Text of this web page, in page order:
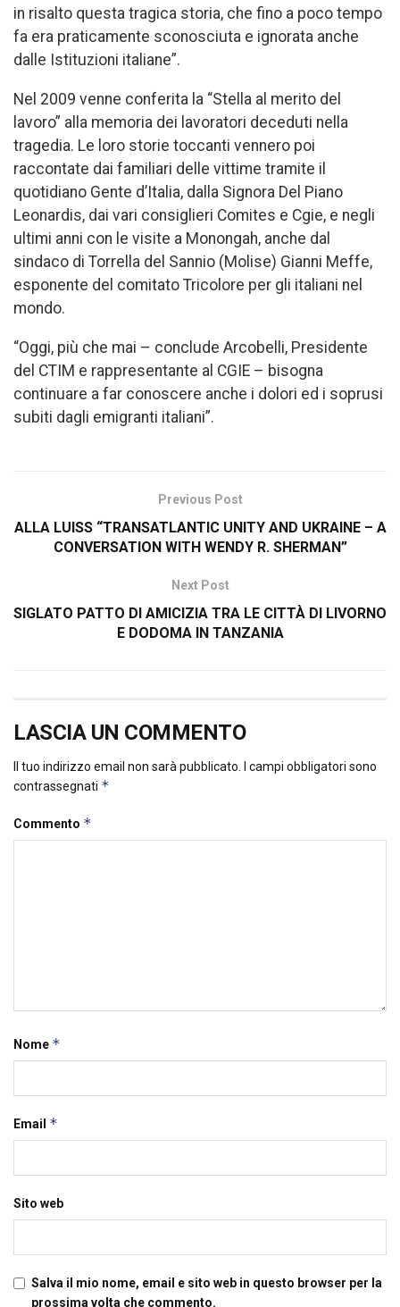
in risalto questa tragica storia, che fino a poco tempo
fa era praticamente sconosciuta e ignorata anche
dalle Istituzioni italiane”.
Nel 2009 venne conferita la “Stella al merito del
lavoro” alla memoria dei lavoratori deceduti nella
tragedia. Le loro storie toccanti vennero poi
raccontate dai familiari delle vittime tramite il
quotidiano Gente d’Italia, dalla Signora Del Piano
Leonardis, dai vari consiglieri Comites e Cgie, e negli
ultimi anni con le visite a Monongah, anche dal
sindaco di Torrella del Sannio (Molise) Gianni Meffe,
esponente del comitato Tricolore per gli italiani nel
mondo.
“Oggi, più che mai – conclude Arcobelli, Presidente
del CTIM e rappresentante al CGIE – bisogna
continuare a far conoscere anche i dolori ed i soprusi
subiti dagli emigranti italiani”.
Previous Post
ALLA LUISS “TRANSATLANTIC UNITY AND UKRAINE – A
CONVERSATION WITH WENDY R. SHERMAN”
Next Post
SIGLATO PATTO DI AMICIZIA TRA LE CITTÀ DI LIVORNO
E DODOMA IN TANZANIA
LASCIA UN COMMENTO
Il tuo indirizzo email non sarà pubblicato.
I campi obbligatori sono
contrassegnati *
Commento *
Nome *
Email *
Sito web
Salva il mio nome, email e sito web in questo browser per la
prossima volta che commento.